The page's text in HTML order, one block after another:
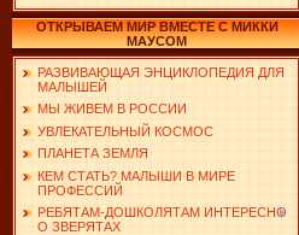
ОТКРЫВАЕМ МИР ВМЕСТЕ С МИККИ
МАУСОМ
РАЗВИВАЮЩАЯ ЭНЦИКЛОПЕДИЯ ДЛЯ
МАЛЫШЕЙ
МЫ ЖИВЕМ В РОССИИ
УВЛЕКАТЕЛЬНЫЙ КОСМОС
ПЛАНЕТА ЗЕМЛЯ
КЕМ СТАТЬ? МАЛЫШИ В МИРЕ
ПРОФЕССИЙ
РЕБЯТАМ-ДОШКОЛЯТАМ ИНТЕРЕСНО
О ЗВЕРЯТАХ